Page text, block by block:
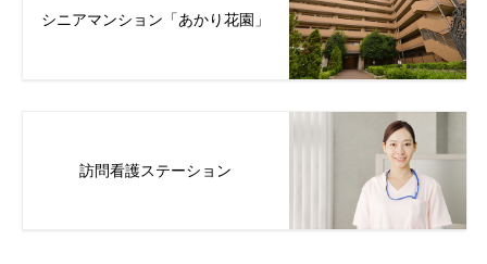
シニアマンション「あかり花園」
訪問看護ステーション